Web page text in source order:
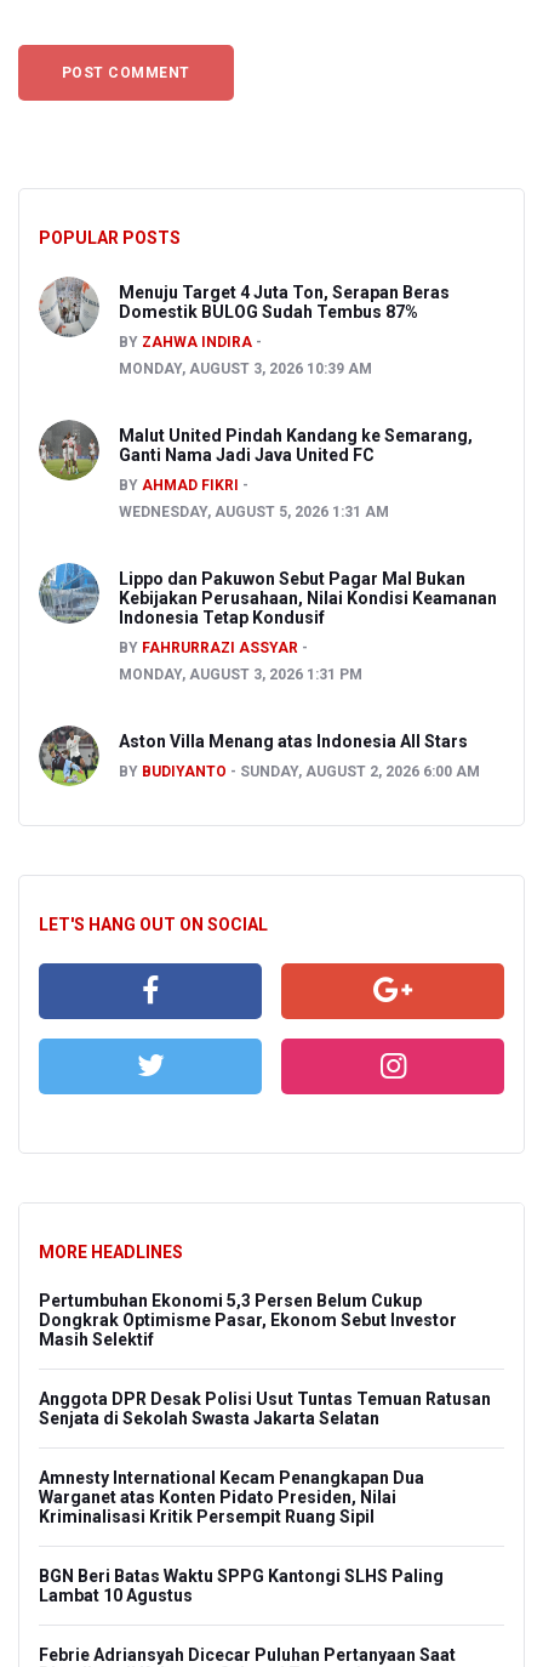
POPULAR POSTS
Menuju Target 4 Juta Ton, Serapan Beras
Domestik BULOG Sudah Tembus 87%
BY ZAHWA INDIRA
MONDAY, AUGUST 3, 2026 10:39 AM
Malut United Pindah Kandang ke Semarang,
Ganti Nama Jadi Java United FC
BY AHMAD FIKRI
WEDNESDAY, AUGUST 5, 2026 1:31 AM
Lippo dan Pakuwon Sebut Pagar Mal Bukan
Kebijakan Perusahaan, Nilai Kondisi Keamanan
Indonesia Tetap Kondusif
BY FAHRURRAZI ASSYAR
MONDAY, AUGUST 3, 2026 1:31 PM
Aston Villa Menang atas Indonesia All Stars
BY BUDIYANTO SUNDAY, AUGUST 2, 2026 6:00 AM
LET'S HANG OUT ON SOCIAL
MORE HEADLINES
Pertumbuhan Ekonomi 5,3 Persen Belum Cukup
Dongkrak Optimisme Pasar, Ekonom Sebut Investor
Masih Selektif
Anggota DPR Desak Polisi Usut Tuntas Temuan Ratusan
Senjata di Sekolah Swasta Jakarta Selatan
Amnesty International Kecam Penangkapan Dua
Warganet atas Konten Pidato Presiden, Nilai
Kriminalisasi Kritik Persempit Ruang Sipil
BGN Beri Batas Waktu SPPG Kantongi SLHS Paling
Lambat 10 Agustus
Febrie Adriansyah Dicecar Puluhan Pertanyaan Saat